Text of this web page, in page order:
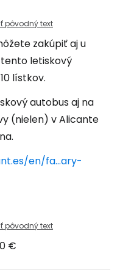
pôvodný text
zakúpiť aj u
letiskový
lístkov.
autobus aj na
(nielen) v Alicante
en/fa...ary-
pôvodný text
€